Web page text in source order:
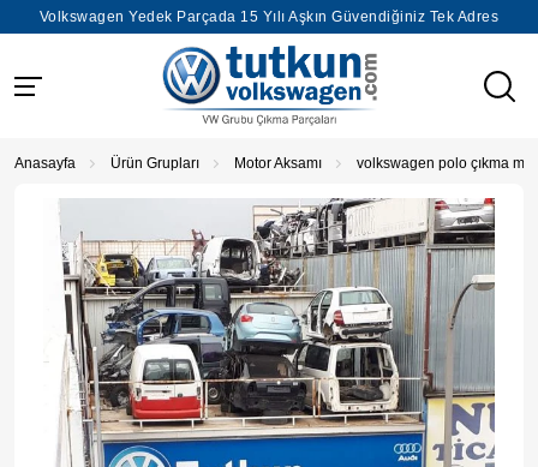
Volkswagen Yedek Parçada 15 Yılı Aşkın Güvendiğiniz Tek Adres
Anasayfa Ürün Grupları Motor Aksamı volkswagen polo çıkma